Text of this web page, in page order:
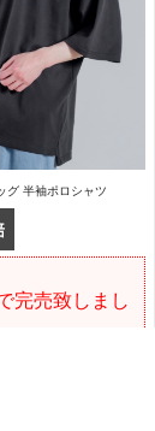
グ 半袖ポロシャツ
完売致しまし